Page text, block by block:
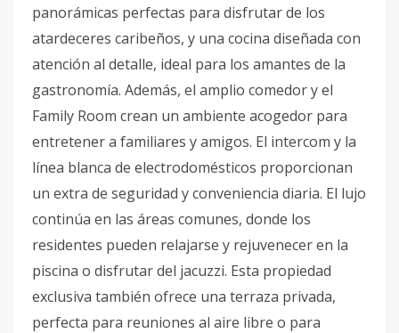
panorámicas perfectas para disfrutar de los
atardeceres caribeños, y una cocina diseñada con
atención al detalle, ideal para los amantes de la
gastronomía. Además, el amplio comedor y el
Family Room crean un ambiente acogedor para
entretener a familiares y amigos. El intercom y la
línea blanca de electrodomésticos proporcionan
un extra de seguridad y conveniencia diaria. El lujo
continúa en las áreas comunes, donde los
residentes pueden relajarse y rejuvenecer en la
piscina o disfrutar del jacuzzi. Esta propiedad
exclusiva también ofrece una terraza privada,
perfecta para reuniones al aire libre o para